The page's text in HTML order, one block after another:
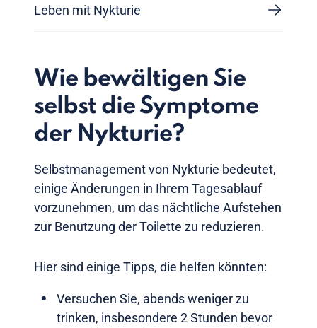
Leben mit Nykturie
Wie bewältigen Sie
selbst die Symptome
der Nykturie?
Selbstmanagement von Nykturie bedeutet,
einige Änderungen in Ihrem Tagesablauf
vorzunehmen, um das nächtliche Aufstehen
zur Benutzung der Toilette zu reduzieren.
Hier sind einige Tipps, die helfen könnten:
Versuchen Sie, abends weniger zu
trinken, insbesondere 2 Stunden bevor